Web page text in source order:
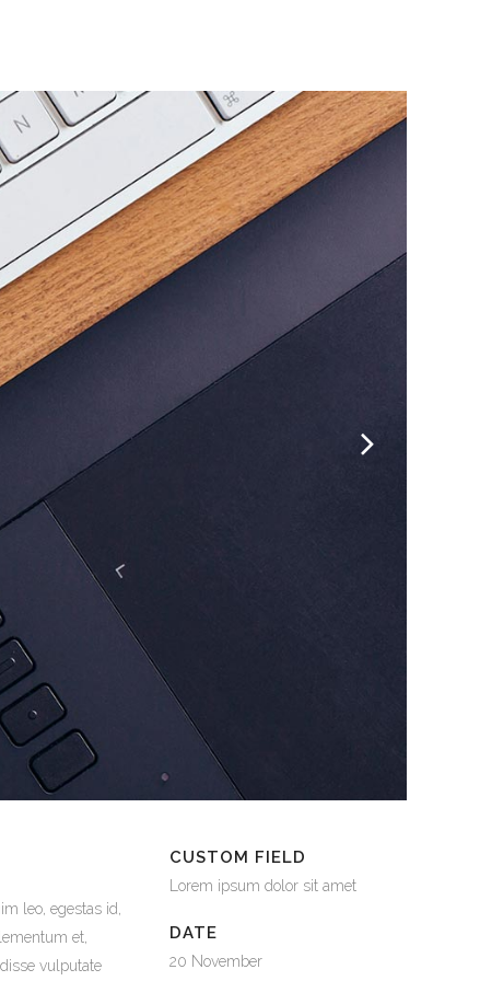
leo, egestas id,
et,
vulputate
CUSTOM FIELD
Lorem ipsum dolor sit amet
DATE
20 November